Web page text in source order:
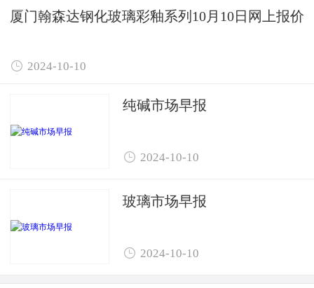
厦门翰森达钢化玻璃彩釉系列10月10日网上报价
 2024-10-10
纯碱市场早报
 2024-10-10
玻璃市场早报
 2024-10-10